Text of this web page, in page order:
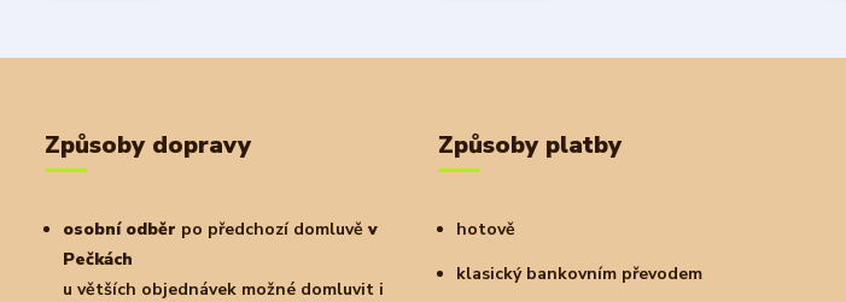
Způsoby dopravy
osobní odběr po předchozí domluvě v
Pečkách
u větších objednávek možné domluvit i
Způsoby platby
hotově
klasický bankovním převodem